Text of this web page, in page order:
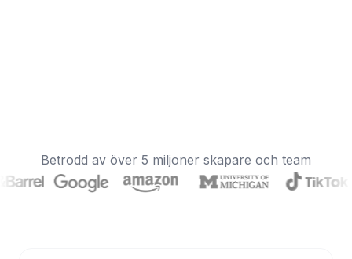
Betrodd av över 5 miljoner skapare och team